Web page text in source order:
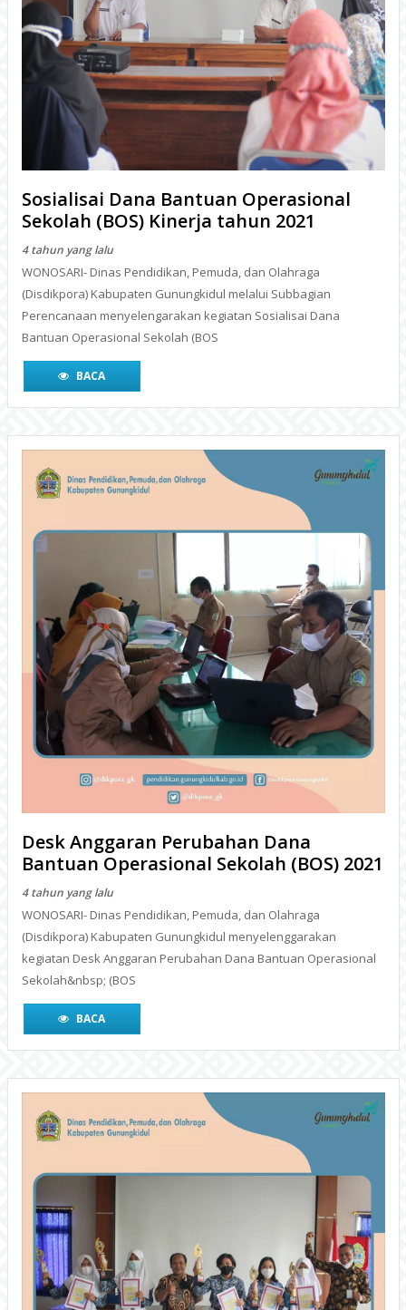
Sosialisai Dana Bantuan Operasional
Sekolah (BOS) Kinerja tahun 2021
4 tahun yang lalu
WONOSARI- Dinas Pendidikan, Pemuda, dan Olahraga
(Disdikpora) Kabupaten Gunungkidul melalui Subbagian
Bantuan Operasional Sekolah (BOS
BACA
Desk Anggaran Perubahan Dana
Bantuan Operasional Sekolah (BOS) 2021
4 tahun yang lalu
WONOSARI- Dinas Pendidikan, Pemuda, dan Olahraga
(Disdikpora) Kabupaten Gunungkidul menyelenggarakan
Sekolah&nbsp; (BOS
BACA